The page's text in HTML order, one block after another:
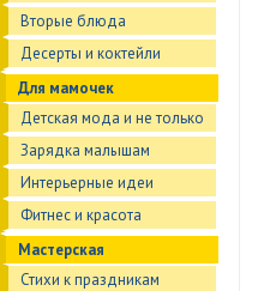
Вторые блюда
Десерты и коктейли
Для мамочек
Детская мода и не только
Зарядка малышам
Интерьерные идеи
Фитнес и красота
Мастерская
Стихи к праздникам